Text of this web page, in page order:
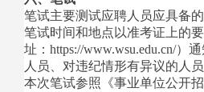
笔试主要测试应聘人员应具备
笔试时间和地点以准考证上的
址：https://www.wsu.edu.cn/
人员、对违纪情形有异议的人
本次笔试参照《事业单位公开